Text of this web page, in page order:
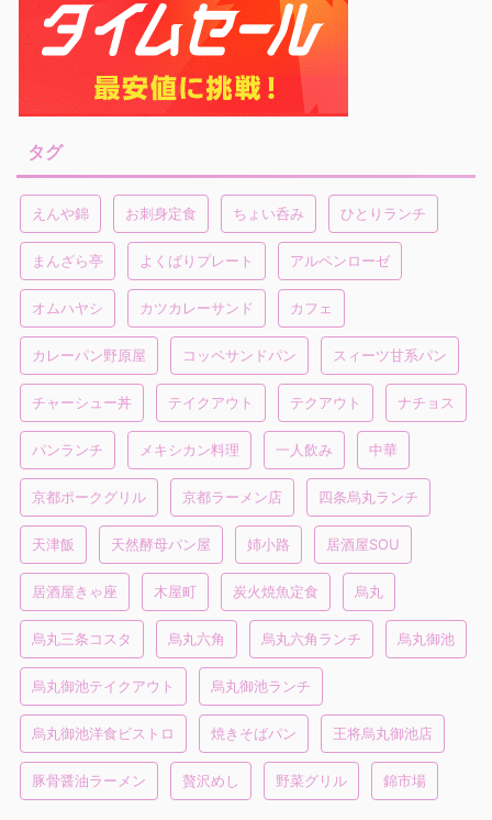
タグ
えんや錦 お刺身定食 ちょい呑み ひとりランチ
まんざら亭 よくばりプレート アルペンローゼ
オムハヤシ カツカレーサンド カフェ
カレーパン野原屋 コッペサンドパン スィーツ甘系パン
チャーシュー丼 テイクアウト テクアウト ナチョス
パンランチ メキシカン料理 一人飲み 中華
京都ポークグリル 京都ラーメン店 四条烏丸ランチ
天津飯 天然酵母パン屋 姉小路 居酒屋SOU
居酒屋きゃ座 木屋町 炭火焼魚定食 烏丸
烏丸三条コスタ 烏丸六角 烏丸六角ランチ 烏丸御池
烏丸御池テイクアウト 烏丸御池ランチ
烏丸御池洋食ビストロ 焼きそばパン 王将烏丸御池店
豚骨醤油ラーメン 贅沢めし 野菜グリル 錦市場